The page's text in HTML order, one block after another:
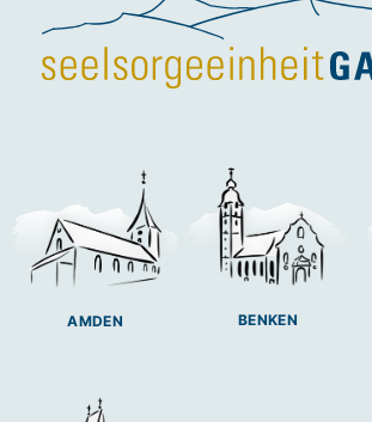
AMDEN BENKEN